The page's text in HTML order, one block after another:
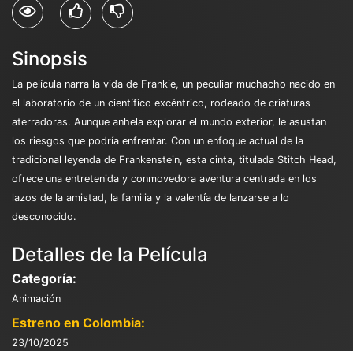
Sinopsis
La película narra la vida de Frankie, un peculiar muchacho nacido en
el laboratorio de un científico excéntrico, rodeado de criaturas
aterradoras. Aunque anhela explorar el mundo exterior, le asustan
los riesgos que podría enfrentar. Con un enfoque actual de la
tradicional leyenda de Frankenstein, esta cinta, titulada Stitch Head,
ofrece una entretenida y conmovedora aventura centrada en los
lazos de la amistad, la familia y la valentía de lanzarse a lo
desconocido.
Detalles de la Película
Categoría:
Animación
Estreno en Colombia:
23/10/2025